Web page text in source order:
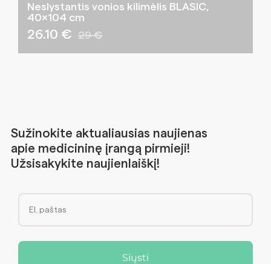
Neslystantis vonios kilimėlis BLASIC,
40×104 cm
26.10 € 29 €
Sužinokite aktualiausias naujienas
apie medicininę įrangą pirmieji!
Užsisakykite naujienlaiškį!
Siųsti